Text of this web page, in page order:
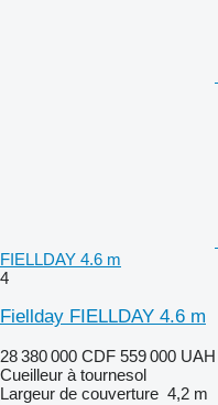
FIELLDAY 4.6 m
4
Fiellday FIELLDAY 4.6 m
28 380 000 CDF 559 000 UAH
Cueilleur à tournesol
Largeur de couverture 4,2 m